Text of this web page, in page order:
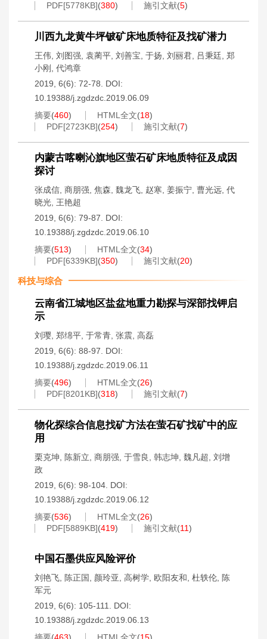
PDF[5778KB](380) 施引文献(5)
川西九龙黄牛坪铍矿床地质特征及找矿潜力
王伟 刘图强 袁蔺平 刘善宝 于扬 刘丽君 吕秉廷 郑
小刚
代鸿章
2019, 6(6): 72-78.
DOI:
10.19388/j.zgdzdc.2019.06.09
摘要(460) HTML全文(18)
PDF[2723KB](254) 施引文献(7)
内蒙古喀喇沁旗地区萤石矿床地质特征及成因
探讨
张成信 商朋强 焦森 魏龙飞 赵寒 姜振宁 曹光远 代
晓光 王艳超
2019, 6(6): 79-87.
DOI:
10.19388/j.zgdzdc.2019.06.10
摘要(513) HTML全文(34)
PDF[6339KB](350) 施引文献(20)
科技与综合
云南省江城地区盐盆地重力勘探与深部找钾启
示
刘璎 郑绵平 于常青 张震 高磊
2019, 6(6): 88-97.
DOI:
10.19388/j.zgdzdc.2019.06.11
摘要(496) HTML全文(26)
PDF[8201KB](318) 施引文献(7)
物化探综合信息找矿方法在萤石矿找矿中的应
用
栗克坤 陈新立 商朋强 于雪良 韩志坤 魏凡超
刘增
政
2019, 6(6): 98-104. DOI:
10.19388/j.zgdzdc.2019.06.12
摘要(536) HTML全文(26)
PDF[5889KB](419) 施引文献(11)
中国石墨供应风险评价
刘艳飞 陈正国 颜玲亚 高树学 欧阳友和 杜轶伦
陈
军元
2019, 6(6): 105-111.
DOI:
10.19388/j.zgdzdc.2019.06.13